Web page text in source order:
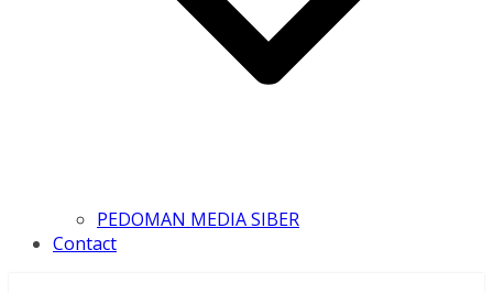
PEDOMAN MEDIA SIBER
Contact